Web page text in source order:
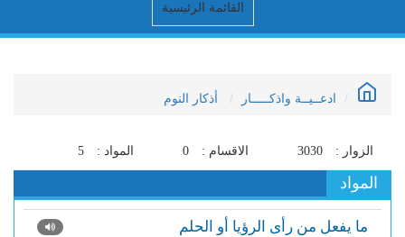
القائمة الرئيسية
ادعــيــة واذكـــــار أذكار النوم
الزوار : 3030 الاقسام : 0 المواد : 5
المواد
ما يفعل من رأى الرؤيا أو الحلم